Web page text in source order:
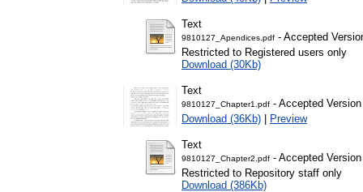
Text
9810127_Apendices.pdf - Accepted
Restricted to Registered users only
Download (30Kb)
Text
9810127_Chapter1.pdf - Accepted Version
Download (36Kb) | Preview
Text
9810127_Chapter2.pdf - Accepted Version
Restricted to Repository staff only
Download (386Kb)